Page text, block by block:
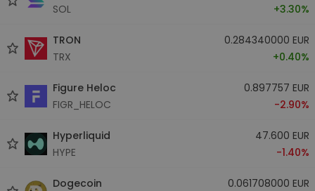
SOL
+3.30%
TRON
TRX
0.284340000 EUR
+0.40%
Figure Heloc
FIGR_HELOC
0.897757 EUR
-2.90%
Hyperliquid
HYPE
47.600 EUR
-1.40%
Dogecoin
0.061708000 EUR